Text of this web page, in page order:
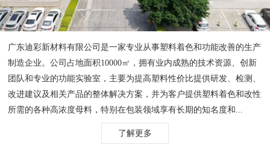
广东迪彩新材料有限公司是一家专业从事塑料着色和功能改善的生产
制造企业。公司占地面积10000㎡，拥有业内成熟的技术资源、创新
团队和专业的功能实验室，主要为提高塑料性价比提供研发、检测、
改进建议及相关产品的整体解决方案，并为客户提供塑料着色和改性
所需的各种高浓度母料，特别在包装领域享有长期的知名度和...
了解更多